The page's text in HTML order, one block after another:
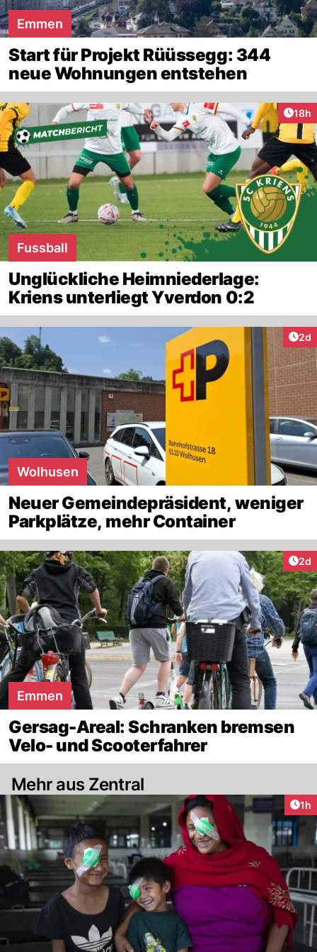
Emmen
Start für Projekt Rüüssegg: 344
neue Wohnungen entstehen
18h
Fussball
Unglückliche Heimniederlage:
Kriens unterliegt Yverdon 0:2
2d
Wolhusen
Neuer Gemeindepräsident, weniger
Parkplätze, mehr Container
2d
Emmen
Gersag-Areal: Schranken bremsen
Velo- und Scooterfahrer
Mehr aus Zentral
1h